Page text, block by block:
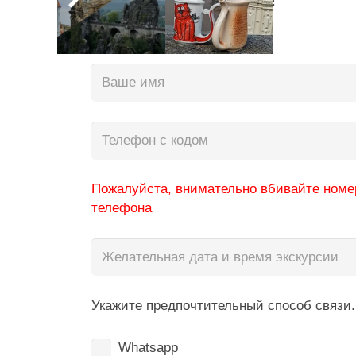
Пожалуйста, внимательно вбивайте
телефона
Укажите предпочтительный способ связи.
Whatsapp